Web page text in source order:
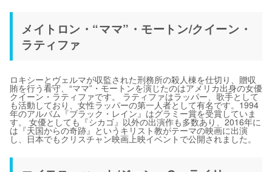
メイトロン・“ママ”・モートン/クイーン・
ラティファ
ロキシーとヴェルマが収監された刑務所の殺人棟を仕切り、贈収
賄を行う看守、“ママ”・モートンを演じたのはアメリカ出身の女優
クイーン・ラティファです。 ラティファはラッパー、歌手として
も活動しており、女性ラッパーの第一人者として有名です。1994
年のアルバム『ブラック・レイン』はグラミー賞を受賞していま
す。 女優としても『シカゴ』以外の出演作も多数あり、2016年に
は『天国からの奇跡』というキリスト教がテーマの映画に出演
し、日本でもクリスチャン映画上映イベントで公開されました。